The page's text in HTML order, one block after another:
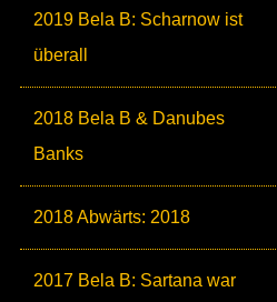
2019 Bela B: Scharnow ist
überall
2018 Bela B & Danubes
Banks
2018 Abwärts: 2018
2017 Bela B: Sartana war